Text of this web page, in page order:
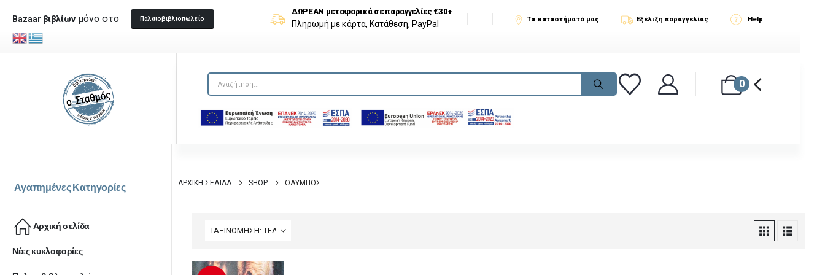
Bazaar βιβλίων μόνο στο Παλαιοβιβλιοπωλείο
ΔΩΡΕΑΝ μεταφορικά σε παραγγελίες €30+
Πληρωμή με κάρτα, Κατάθεση, PayPal Τα καταστήματά μας Εξέλιξη παραγγελίας Help
0
ΑΡΧΙΚΉ ΣΕΛΊΔΑ SHOP ΌΛΥΜΠΟΣ
Αγαπημένες Κατηγορίες
Αρχική σελίδα
Νέες κυκλοφορίες